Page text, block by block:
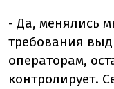
- Да, менялись
требования
операторам,
контролирует.